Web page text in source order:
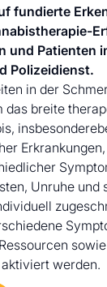
fundierte
und Patienten
Polizeidienst.
in der
breite
Unruhe und
werden.